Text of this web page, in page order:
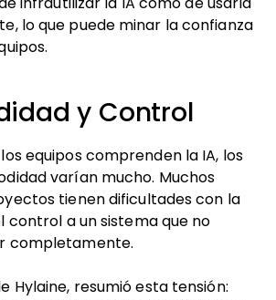
infrautilizar la IA como de usarla
lo que puede minar la confianza
y Control
equipos comprenden la IA, los
varían mucho. Muchos
tienen dificultades con la
control a un sistema que no
completamente.
Hylaine, resumió esta tensión: